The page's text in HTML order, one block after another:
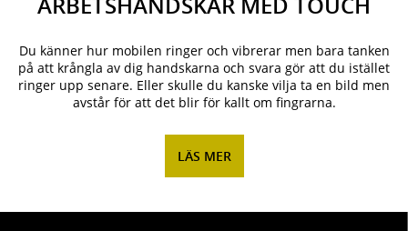
Du känner hur mobilen ringer och vibrerar men bara tanken
på att krångla av dig handskarna och svara gör att du istället
ringer upp senare. Eller skulle du kanske vilja ta en bild men
avstår för att det blir för kallt om fingrarna.
LÄS MER